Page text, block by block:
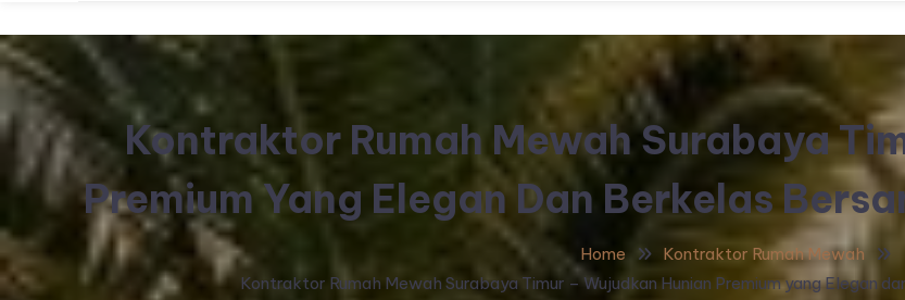
Kontraktor Rumah Mewah Surabaya
Premium Yang Elegan Dan Berkelas
Home
Kontraktor Rumah Mewah
Kontraktor Rumah Mewah Surabaya Timur – Wujudkan Hunian Premium yang Elegan